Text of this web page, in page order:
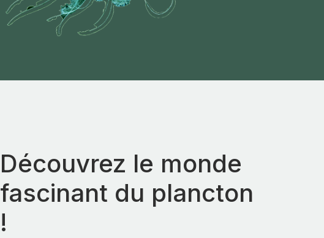
Découvrez le monde
fascinant du plancton
!